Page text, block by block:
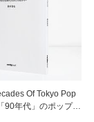
Of Tokyo Pop
90年代」のポップカ